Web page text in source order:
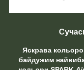
Яскрава
байдужим